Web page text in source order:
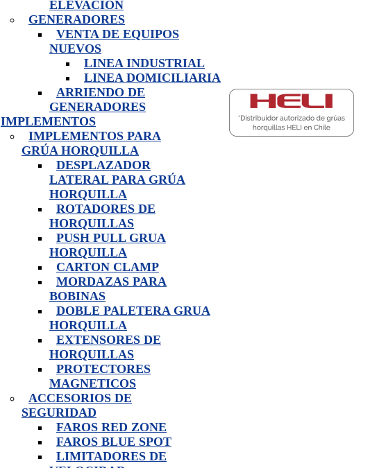
ELEVACIÓN
GENERADORES
VENTA DE EQUIPOS
NUEVOS
LINEA INDUSTRIAL
LINEA DOMICILIARIA
ARRIENDO DE
GENERADORES
IMPLEMENTOS
IMPLEMENTOS PARA
GRÚA HORQUILLA
DESPLAZADOR
LATERAL PARA GRÚA
HORQUILLA
ROTADORES DE
HORQUILLAS
PUSH PULL GRUA
HORQUILLA
CARTON CLAMP
MORDAZAS PARA
BOBINAS
DOBLE PALETERA GRUA
HORQUILLA
EXTENSORES DE
HORQUILLAS
PROTECTORES
MAGNETICOS
ACCESORIOS DE
SEGURIDAD
FAROS RED ZONE
FAROS BLUE SPOT
LIMITADORES DE